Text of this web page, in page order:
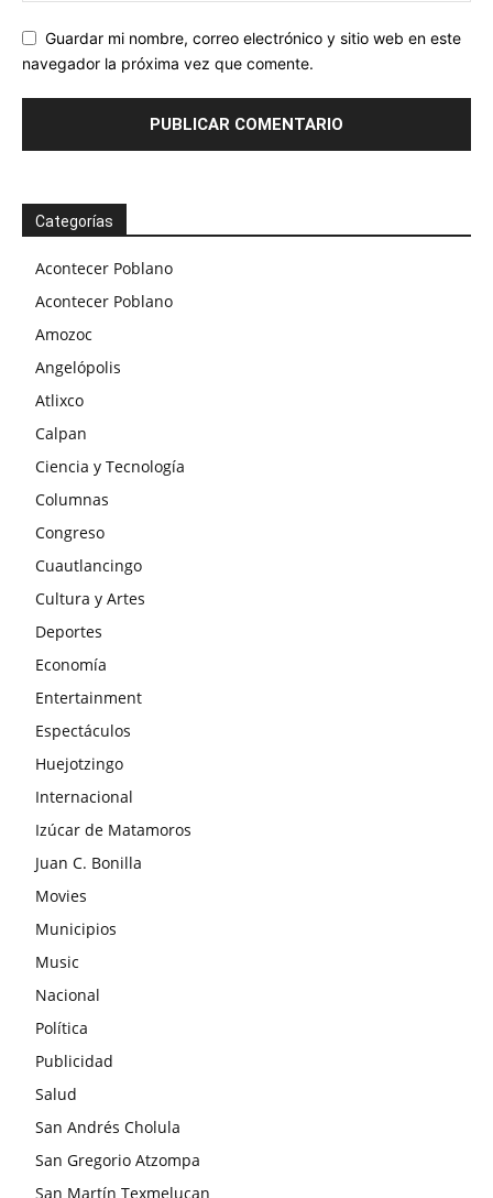
Guardar mi nombre, correo electrónico y sitio web en este
navegador la próxima vez que comente.
Categorías
Acontecer Poblano
Acontecer Poblano
Amozoc
Angelópolis
Atlixco
Calpan
Ciencia y Tecnología
Columnas
Congreso
Cuautlancingo
Cultura y Artes
Deportes
Economía
Entertainment
Espectáculos
Huejotzingo
Internacional
Izúcar de Matamoros
Juan C. Bonilla
Movies
Municipios
Music
Nacional
Política
Publicidad
Salud
San Andrés Cholula
San Gregorio Atzompa
San Martín Texmelucan